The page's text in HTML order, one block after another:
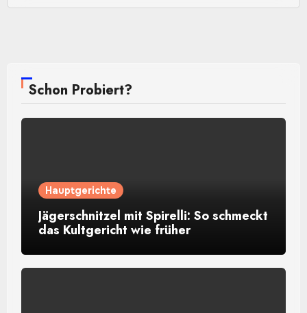
Schon Probiert?
Hauptgerichte
Jägerschnitzel mit Spirelli: So schmeckt
das Kultgericht wie früher